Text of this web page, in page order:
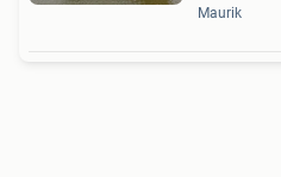
Maurik